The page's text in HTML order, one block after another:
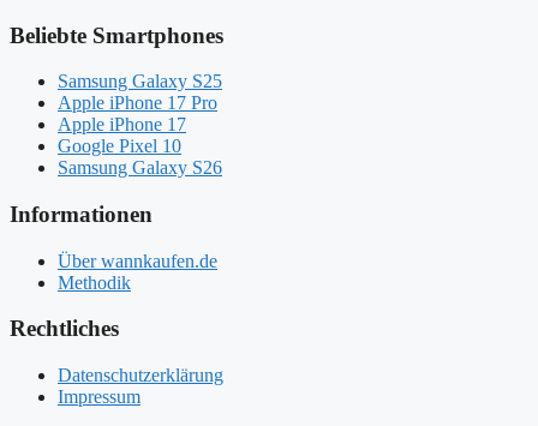
Beliebte Smartphones
Samsung Galaxy S25
Apple iPhone 17 Pro
Apple iPhone 17
Google Pixel 10
Samsung Galaxy S26
Informationen
Über wannkaufen.de
Methodik
Rechtliches
Datenschutzerklärung
Impressum